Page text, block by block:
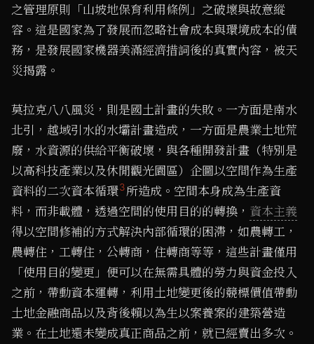
之管理原則「山坡地保育利用條例」之破壞與故意縱
容。這是國家為了發展而忽略社會成本與環境成本的債
務，是發展國家機器美滿經濟措詞後的真實內容，被天
災揭露。
莫拉克八八風災，則是國土計畫的失敗。一方面是南水
北引，越域引水的水壩計畫造成，一方面是農業土地荒
廢，水資源的供給平衡破壞，與各種開發計畫（特別是
以高科技產業以及休閒觀光園區）企圖以空間作為生產
資料的二次資本循環3所造成。空間本身成為生產資
料，而非載體，透過空間的使用目的的轉換， 資本主義
得以空間修補的方式解決內部循環的困滯，如農轉工，
農轉住，工轉住，公轉商，住轉商等等，這些計畫僅用
「使用目的變更」便可以在無需具體的勞力與資金投入
之前，帶動資本運轉，利用土地變更後的競標價值帶動
土地金融商品以及背後賴以為生以案養案的建築營造
業。在土地還未變成真正商品之前，就已經賣出多次。